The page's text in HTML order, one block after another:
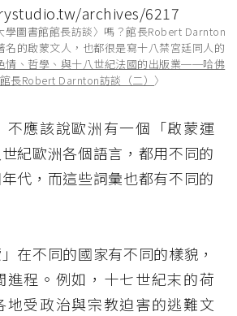
學圖書館館長訪談〉嗎？館長Robert Darnton
名的啟蒙文人，也都很是寫十八禁宮廷同人的
情、哲學、與十八世紀法國的出版業──哈佛
長Robert Darnton訪談（二） 〉
不應該說歐洲有一個「啟蒙運
紀歐洲各個語言，都用不同的
代，而這些詞彙也都有不同的
在不同的國家有不同的樣貌，
進程。例如，十七世紀末的荷
地受政治與宗教迫害的逃難文